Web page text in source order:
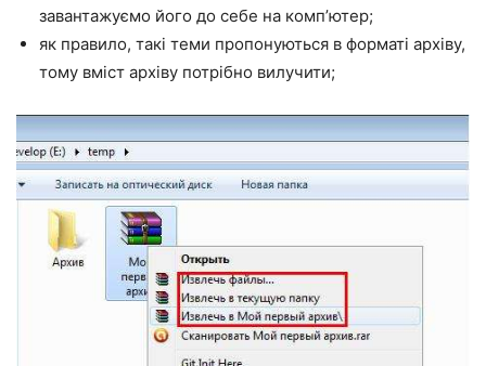
завантажуємо його до себе на комп’ютер;
як правило, такі теми пропонуються в форматі архіву,
тому вміст архіву потрібно вилучити;